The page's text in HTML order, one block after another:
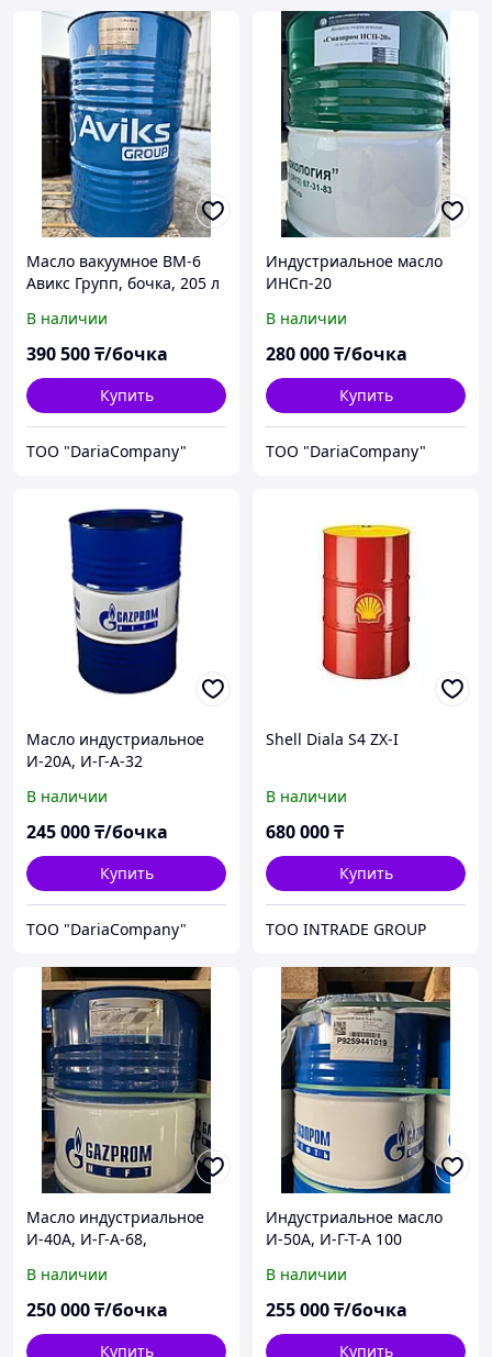
Масло вакуумное ВМ-6
Авикс Групп, бочка, 205 л
В наличии
390 500₸/бочка
Купить
TOO "DariaCompany"
Индустриальное масло
ИНСп-20
В наличии
280 000₸/бочка
Купить
TOO "DariaCompany"
Масло индустриальное
И-20А, И-Г-А-32
В наличии
245 000₸/бочка
Купить
TOO "DariaCompany"
Shell Diala S4 ZX-I
В наличии
680 000₸
Купить
ТОО INTRADE GROUP
Масло индустриальное
И-40А, И-Г-А-68,
В наличии
250 000₸/бочка
Купить
Индустриальное масло
И-50А, И-Г-Т-А 100
В наличии
255 000₸/бочка
Купить